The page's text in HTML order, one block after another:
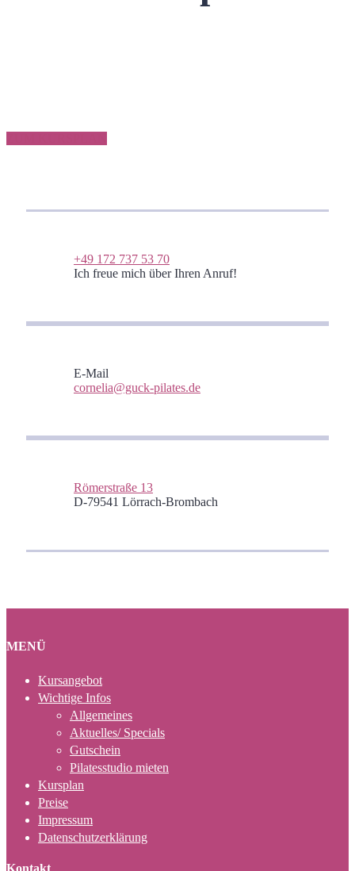
+49 172 737 53 70
Ich freue mich über Ihren Anruf!
E-Mail
cornelia@guck-pilates.de
Römerstraße 13
D-79541 Lörrach-Brombach
MENÜ
Kursangebot
Wichtige Infos
Allgemeines
Aktuelles/ Specials
Gutschein
Pilatesstudio mieten
Kursplan
Preise
Impressum
Datenschutzerklärung